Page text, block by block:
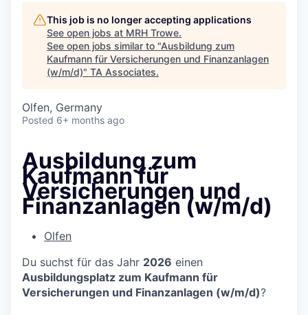
This job is no longer accepting applications
See open jobs at MRH Trowe.
See open jobs similar to "Ausbildung zum
Kaufmann für Versicherungen und Finanzanlagen
(w/m/d)" TA Associates.
Olfen, Germany
Posted 6+ months ago
Ausbildung zum
Kaufmann für
Versicherungen und
Finanzanlagen (w/m/d)
Olfen
Du suchst für das Jahr 2026 einen
Ausbildungsplatz zum Kaufmann für
Versicherungen und Finanzanlagen (w/m/d)?